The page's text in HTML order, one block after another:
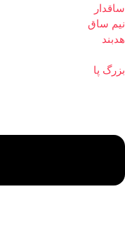
ساقدار
نیم ساق
هدبند
بزرگ پا